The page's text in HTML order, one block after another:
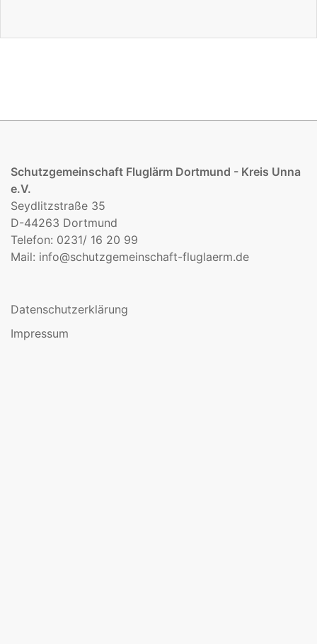
Schutzgemeinschaft Fluglärm Dortmund - Kreis Unna
e.V.
Seydlitzstraße 35
D-44263 Dortmund
Telefon: 0231/ 16 20 99
Mail: info@schutzgemeinschaft-fluglaerm.de
Datenschutzerklärung
Impressum